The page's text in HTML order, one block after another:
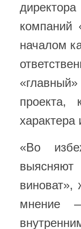
компаний
началом
проекта,
характера
«Во
виноват»,
мнение